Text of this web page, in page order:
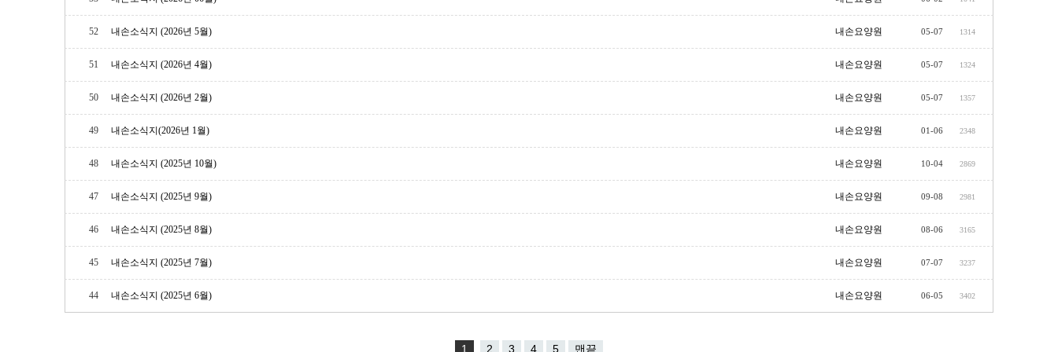
52 내손소식지 (2026년 5월) 내손요양원 05-07 1314
51 내손소식지 (2026년 4월) 내손요양원 05-07 1324
50 내손소식지 (2026년 2월) 내손요양원 05-07 1357
49 내손소식지(2026년 1월) 내손요양원 01-06 2348
48 내손소식지 (2025년 10월) 내손요양원 10-04 2869
47 내손소식지 (2025년 9월) 내손요양원 09-08 2981
46 내손소식지 (2025년 8월) 내손요양원 08-06 3165
45 내손소식지 (2025년 7월) 내손요양원 07-07 3237
44 내손소식지 (2025년 6월) 내손요양원 06-05 3402
1 2 3 4 5 맨끝